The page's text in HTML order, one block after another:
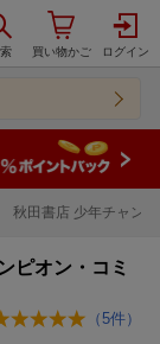
秋田書店 少年チャン
ピオン・コミ
（5件）